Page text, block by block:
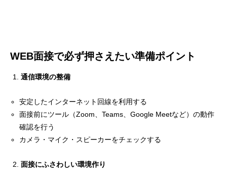
WEB面接で必ず押さえたい準備ポイント
通信環境の整備
安定したインターネット回線を利用する
面接前にツール（Zoom、Teams、Google Meetなど）の動作
確認を行う
カメラ・マイク・スピーカーをチェックする
面接にふさわしい環境作り